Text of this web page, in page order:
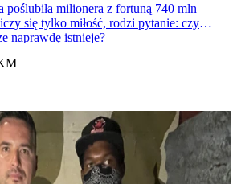
milionera z fortuną 740 mln
się tylko miłość, rodzi pytanie: czy
naprawdę istnieje?